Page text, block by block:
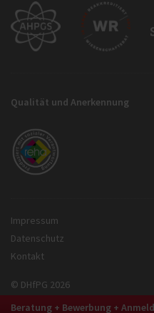
Beratung + Bewerbung +
Qualität und Anerkennung
Impressum
Datenschutz
Kontakt
© DHfPG 2026